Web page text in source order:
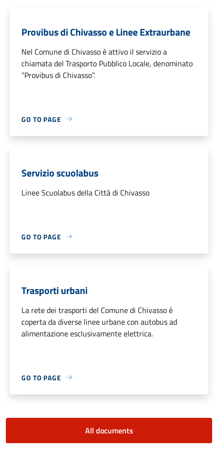
Provibus di Chivasso e Linee Extraurbane
Nel Comune di Chivasso è attivo il servizio a
chiamata del Trasporto Pubblico Locale, denominato
“Provibus di Chivasso”.
GO TO PAGE
Servizio scuolabus
Linee Scuolabus della Città di Chivasso
GO TO PAGE
Trasporti urbani
La rete dei trasporti del Comune di Chivasso è
coperta da diverse linee urbane con autobus ad
alimentazione esclusivamente elettrica.
GO TO PAGE
All documents